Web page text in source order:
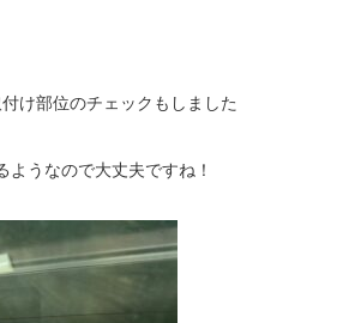
け部位のチェックもしました
ようなので大丈夫ですね！